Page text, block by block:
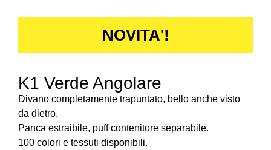
NOVITA'!
K1 Verde Angolare
Divano completamente trapuntato, bello anche visto
da dietro.
Panca estraibile, puff contenitore separabile.
100 colori e tessuti disponibili.